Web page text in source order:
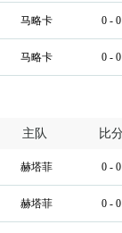
马略卡 0 - 0
马略卡 0 - 0
主队 比
赫塔菲 0 - 0
赫塔菲 0 - 0